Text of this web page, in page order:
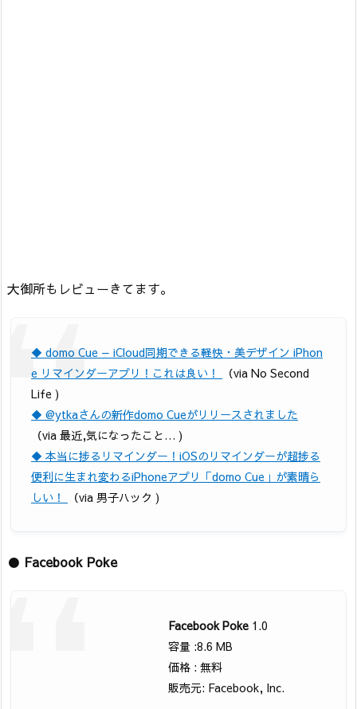
大御所もレビューきてます。
◆ domo Cue — iCloud同期できる軽快・美デザイン iPhon
e リマインダーアプリ！これは良い！
（via No Second
Life )
◆ @ytkaさんの新作domo Cueがリリースされました
（via 最近,気になったこと… )
◆ 本当に捗るリマインダー！iOSのリマインダーが超捗る
便利に生まれ変わるiPhoneアプリ「domo Cue」が素晴ら
しい！
（via 男子ハック )
● Facebook Poke
Facebook Poke 1.0
容量 :8.6 MB
価格 : 無料
販売元: Facebook, Inc.